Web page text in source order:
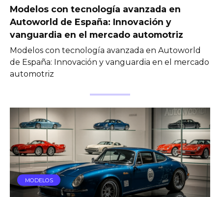
Modelos con tecnología avanzada en
Autoworld de España: Innovación y
vanguardia en el mercado automotriz
Modelos con tecnología avanzada en Autoworld
de España: Innovación y vanguardia en el mercado
automotriz
MODELOS